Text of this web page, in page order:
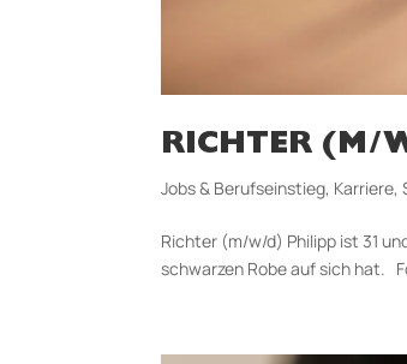
RICHTER (M/
Jobs & Berufseinstieg, Karriere,
Richter (m/w/d) Philipp ist 31
schwarzen Robe auf sich hat.